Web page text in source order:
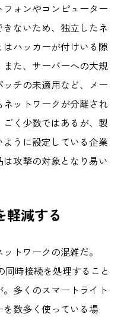
ォンやコンピューター
ないため、独立したネ
ハッカーが付けいる隙
た、サーバーへの大規
チの未適用など、メー
ットワークが分離され
く少数ではあるが、製
うに設定している企業
攻撃の対象となり易い
軽減する
トワークの混雑だ。
時接続を処理すること
多くのスマートライト
数多く使っている場